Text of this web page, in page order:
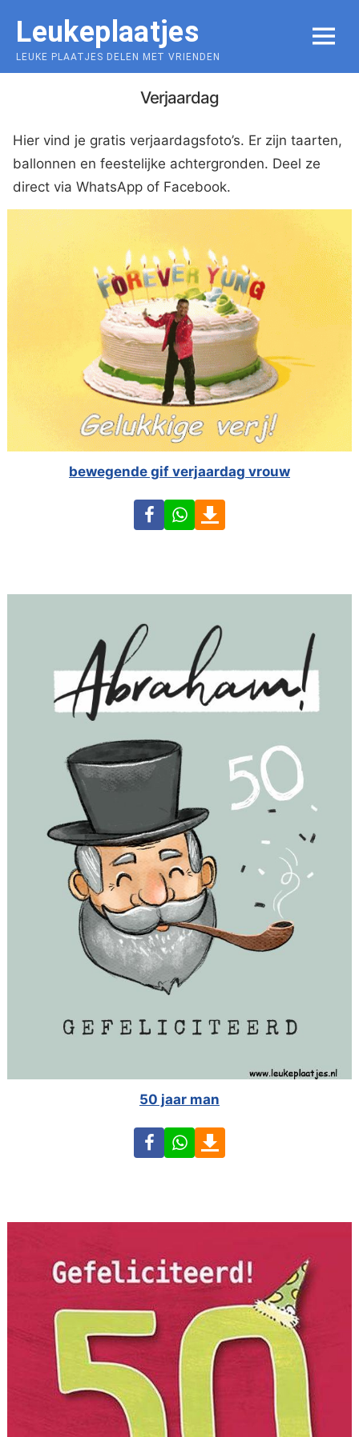
content
Leukeplaatjes
LEUKE PLAATJES DELEN MET VRIENDEN
MENU
Verjaardag
Hier vind je gratis verjaardagsfoto’s. Er zijn taarten,
ballonnen en feestelijke achtergronden. Deel ze
direct via WhatsApp of Facebook.
bewegende gif verjaardag vrouw
FacebookWhatsApp
50 jaar man
FacebookWhatsApp